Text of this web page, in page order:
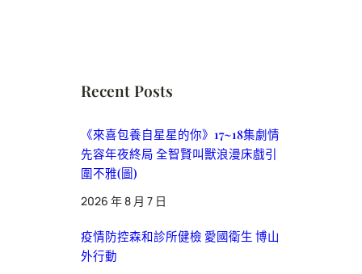
Recent Posts
《來喜包養自星星的你》17~18集劇情
先容年夜終局 全智賢叫獸浪漫床戲引
圍不雅(圖)
2026 年 8 月 7 日
疫情防控森和診所健檢 愛國衛生 博山
外行動